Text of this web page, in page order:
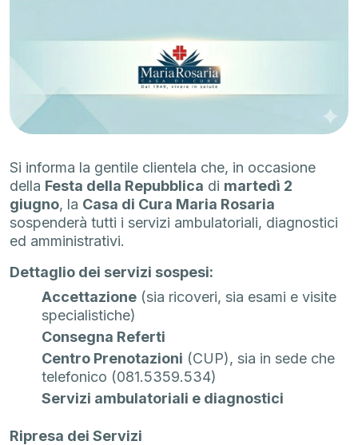
Si informa la gentile clientela che, in occasione
della Festa della Repubblica di martedì 2
giugno, la Casa di Cura Maria Rosaria
sospenderà tutti i servizi ambulatoriali, diagnostici
ed amministrativi.
Dettaglio dei servizi sospesi:
Accettazione (sia ricoveri, sia esami e visite
specialistiche)
Consegna Referti
Centro Prenotazioni (CUP), sia in sede che
telefonico (081.5359.534)
Servizi ambulatoriali e diagnostici
Ripresa dei Servizi